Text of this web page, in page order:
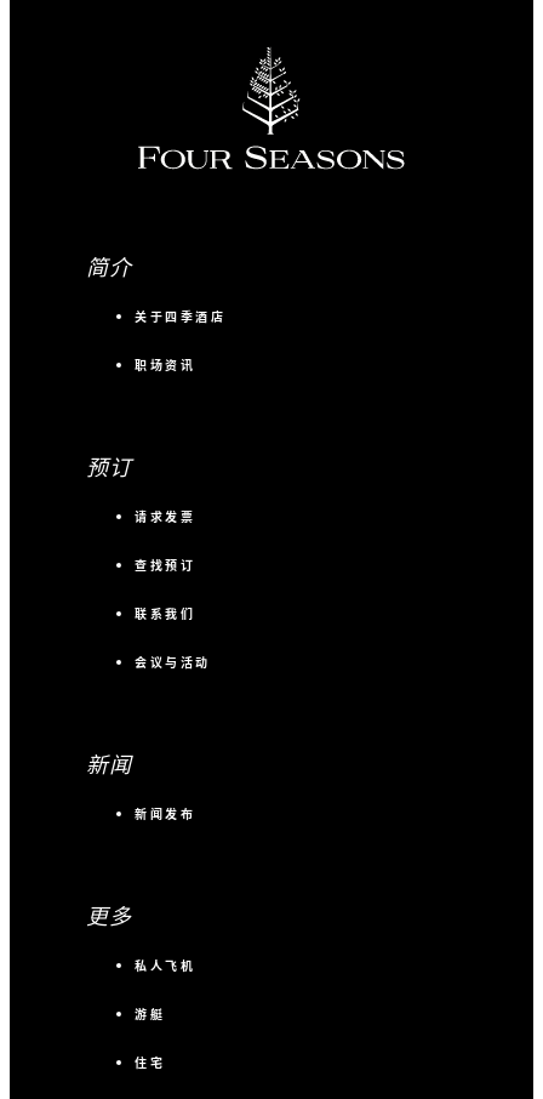
简介
关于四季酒店
职场资讯
预订
请求发票
查找预订
联系我们
会议与活动
新闻
新闻发布
更多
私人飞机
游艇
住宅